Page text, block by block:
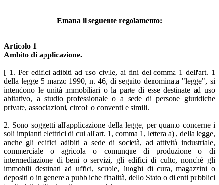
Emana il seguente regolamento:
Articolo 1
Ambito di applicazione.
[ 1. Per edifici adibiti ad uso civile, ai fini del comma 1 dell'art. 1
della legge 5 marzo 1990, n. 46, di seguito denominata "legge", si
intendono le unità immobiliari o la parte di esse destinate ad uso
abitativo, a studio professionale o a sede di persone giuridiche
private, associazioni, circoli o conventi e simili.
2. Sono soggetti all'applicazione della legge, per quanto concerne i
soli impianti elettrici di cui all'art. 1, comma 1, lettera a) , della legge,
anche gli edifici adibiti a sede di società, ad attività industriale,
commerciale o agricola o comunque di produzione o di
intermediazione di beni o servizi, gli edifici di culto, nonché gli
immobili destinati ad uffici, scuole, luoghi di cura, magazzini o
depositi o in genere a pubbliche finalità, dello Stato o di enti pubblici